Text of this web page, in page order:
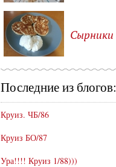
Сырники
Последние из блогов:
Круиз. ЧБ/86
Круиз БО/87
Ура!!!! Круиз 1/88)))